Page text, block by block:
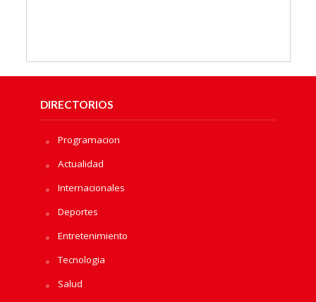
DIRECTORIOS
Programacion
Actualidad
Internacionales
Deportes
Entretenimiento
Tecnologia
Salud